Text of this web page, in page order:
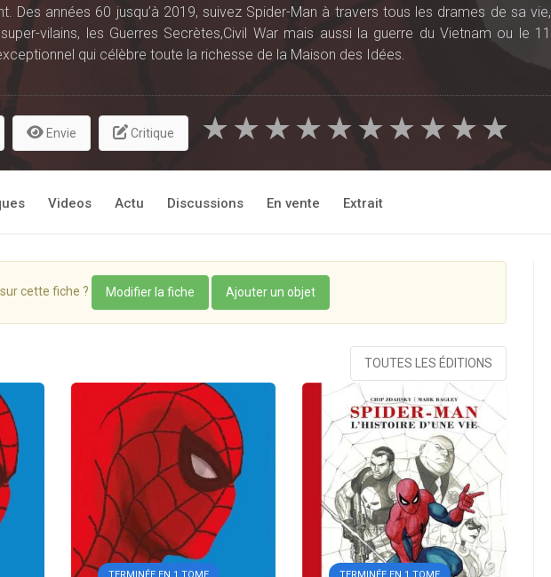
Des années 60 jusqu’à 2019, suivez Spider-Man à travers tous les drames de sa vie,
vilains, les Guerres Secrètes,Civil War mais aussi la guerre du Vietnam ou le 11
qui célèbre toute la richesse de la Maison des Idées.
Envie Critique ★
★
★
★
★
★
★
★
★
★
Videos Actu Discussions En vente Extrait
cette fiche ? Modifier la fiche Ajouter un objet
TOUTES LES ÉDITIONS